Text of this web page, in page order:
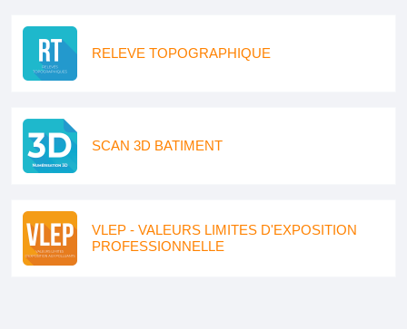
RELEVE TOPOGRAPHIQUE
SCAN 3D BATIMENT
VLEP - VALEURS LIMITES D'EXPOSITION
PROFESSIONNELLE